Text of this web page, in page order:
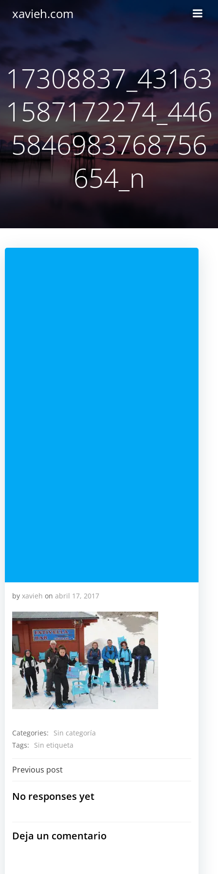
xavieh.com
17308837_43163
1587172274_446
5846983768756
654_n
by xavieh on abril 17, 2017
Categories:
Sin categoría
Tags:
Sin etiqueta
Navegación
por
entradas
Previous post
No responses yet
Deja un comentario